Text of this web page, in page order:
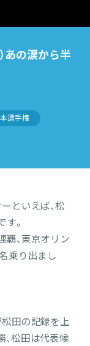
あの涙から半
選手権
といえば、松
す。
覇、東京オリン
乗り出まし
松田の記録を上
松田は代表候